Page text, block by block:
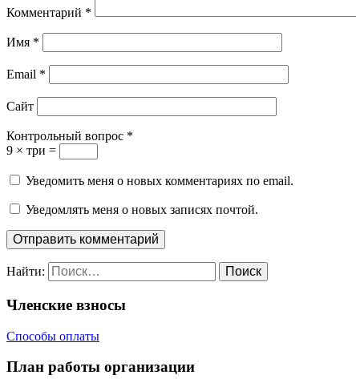
Комментарий *
Имя *
Email *
Сайт
Контрольный вопрос *
9 × три =
Уведомить меня о новых комментариях по email.
Уведомлять меня о новых записях почтой.
Найти:
Членские взносы
Способы оплаты
План работы организации